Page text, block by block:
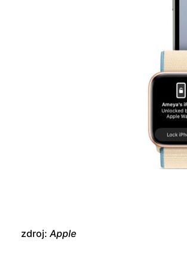
zdroj:Apple